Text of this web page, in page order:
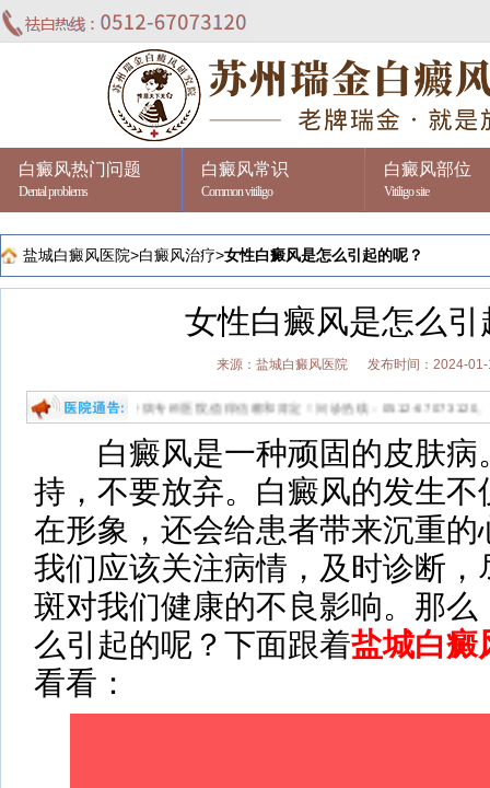
白癜风热门问题
Dental problems
白癜风常识
Common vitiligo
白癜风部位
Vitiligo site
盐城白癜风医院>白癜风治疗>女性白癜风是怎么引起的呢？
女性白癜风是怎么引
来源：盐城白癜风医院 发布时间：2024-
专业祛白的专病专科医院,值得信赖和肯定！问诊热线：0512-67073120。
白癜风是一种顽固的皮肤病
持，不要放弃。白癜风的发生
在形象，还会给患者带来沉重
我们应该关注病情，及时诊断
斑对我们健康的不良影响。那
么引起的呢？下面跟着盐城白癜
看看：